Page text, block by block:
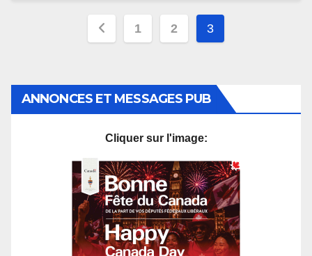
Pagination
publications
1 2 3
ANNONCES ET MESSAGES PUB
Cliquer sur l'image: